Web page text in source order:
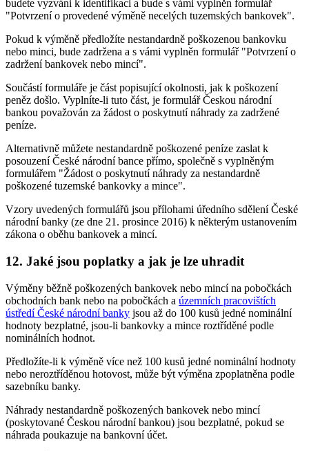
budete vyzváni k identifikaci a bude s vámi vyplněn formulář
"Potvrzení o provedené výměně necelých tuzemských bankovek".
Pokud k výměně předložíte nestandardně poškozenou bankovku
nebo minci, bude zadržena a s vámi vyplněn formulář "Potvrzení o
zadržení bankovek nebo mincí".
Součástí formuláře je část popisující okolnosti, jak k poškození
peněz došlo. Vyplníte-li tuto část, je formulář Českou národní
bankou považován za žádost o poskytnutí náhrady za zadržené
peníze.
Alternativně můžete nestandardně poškozené peníze zaslat k
posouzení České národní bance přímo, společně s vyplněným
formulářem "Žádost o poskytnutí náhrady za nestandardně
poškozené tuzemské bankovky a mince".
Vzory uvedených formulářů jsou přílohami úředního sdělení České
národní banky (ze dne 21. prosince 2016) k některým ustanovením
zákona o oběhu bankovek a mincí.
12. Jaké jsou poplatky a jak je lze uhradit
Výměny běžně poškozených bankovek nebo mincí na pobočkách
obchodních bank nebo na pobočkách a územních pracovištích
ústředí České národní banky jsou až do 100 kusů jedné nominální
hodnoty bezplatné, jsou-li bankovky a mince roztříděné podle
nominálních hodnot.
Předložíte-li k výměně více než 100 kusů jedné nominální hodnoty
nebo neroztříděnou hotovost, může být výměna zpoplatněna podle
sazebníku banky.
Náhrady nestandardně poškozených bankovek nebo mincí
(poskytované Českou národní bankou) jsou bezplatné, pokud se
náhrada poukazuje na bankovní účet.